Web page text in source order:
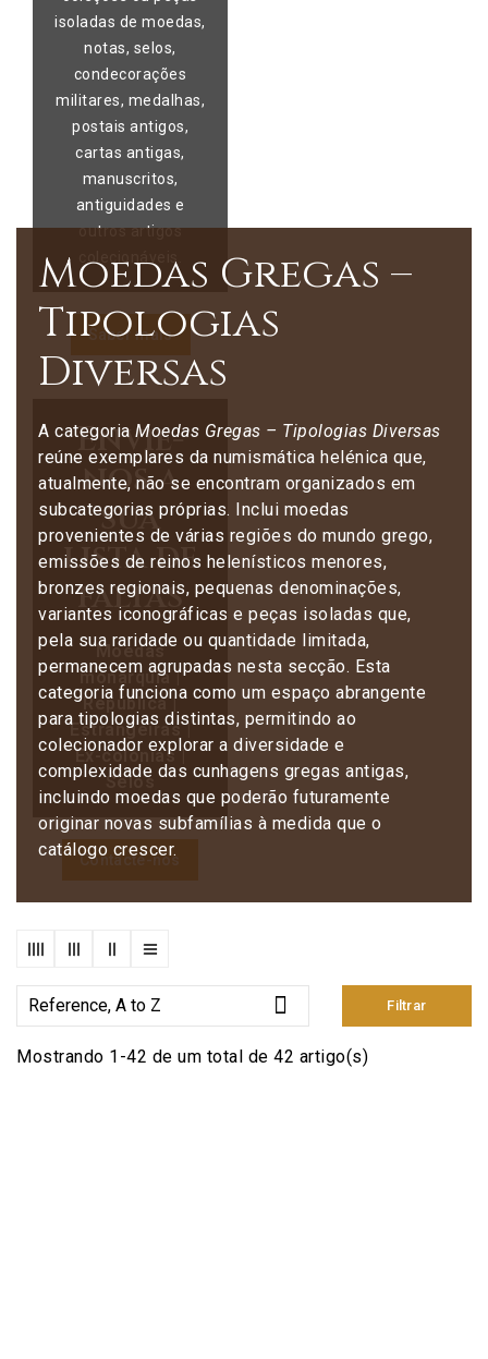
isoladas de moedas,
notas, selos,
condecorações
militares, medalhas,
postais antigos,
cartas antigas,
manuscritos,
antiguidades e
outros artigos
Saber mais
Envie-
nos a
sua
lista de
faltas
Moedas
monarquia |
República |
Estrangeiras |
Ex-colónias |
Selos
Contacte-nos
Moedas Gregas –
Tipologias
Diversas
A categoria Moedas Gregas – Tipologias Diversas
reúne exemplares da numismática helénica que,
atualmente, não se encontram organizados em
subcategorias próprias. Inclui moedas
provenientes de várias regiões do mundo grego,
emissões de reinos helenísticos menores,
bronzes regionais, pequenas denominações,
variantes iconográficas e peças isoladas que,
pela sua raridade ou quantidade limitada,
permanecem agrupadas nesta secção. Esta
categoria funciona como um espaço abrangente
para tipologias distintas, permitindo ao
colecionador explorar a diversidade e
complexidade das cunhagens gregas antigas,
incluindo moedas que poderão futuramente
originar novas subfamílias à medida que o
catálogo crescer.
Reference, A to Z  Filtrar
Mostrando 1-42 de um total de 42 artigo(s)